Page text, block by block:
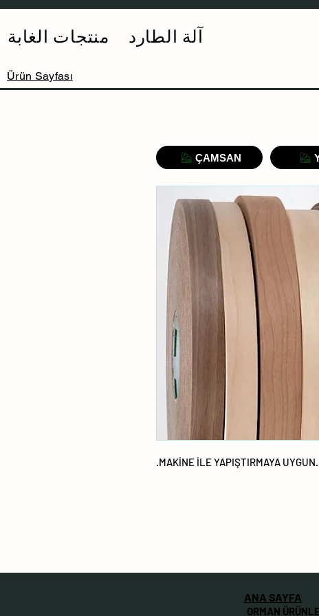
منتجات الغابة آلة الطارد
Ürün Sayfası
MAKİNE İLE YAPIŞTIRMAYA
ÇAMSAN
ANA SAYFA
ORMAN